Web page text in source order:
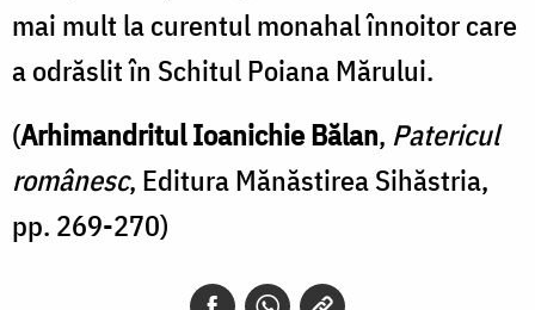
mai mult la curentul monahal înnoitor care
a odrăslit în Schitul Poiana Mărului.
(Arhimandritul Ioanichie Bălan, Patericul
românesc, Editura Mănăstirea Sihăstria,
pp. 269-270)